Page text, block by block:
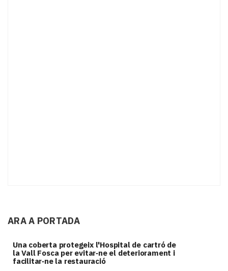
ARA A PORTADA
Una coberta protegeix l'Hospital de cartró de
la Vall Fosca per evitar‑ne el deteriorament i
facilitar‑ne la restauració